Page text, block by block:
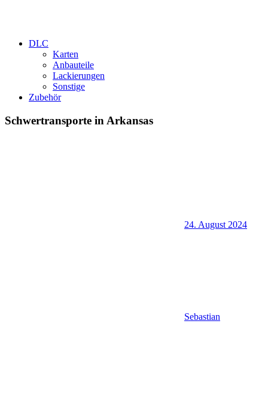
DLC
Karten
Anbauteile
Lackierungen
Sonstige
Zubehör
Schwertransporte in Arkansas
24. August 2024
Sebastian